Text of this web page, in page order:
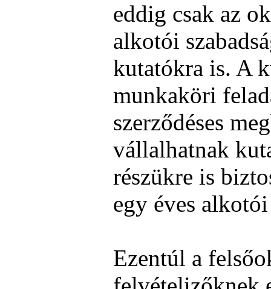
eddig csak az
alkotói
kutatókra is. A
munkaköri
szerződéses
vállalhatnak
részükre is
egy éves alkotói
Ezentúl a